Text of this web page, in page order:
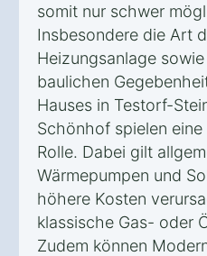
somit nur schwer
Insbesondere die Art
Heizungsanlage
baulichen
Hauses in Testorf-
Schönhof spielen
Rolle. Dabei gilt
Wärmepumpen und
höhere Kosten
klassische Gas- oder
Zudem können